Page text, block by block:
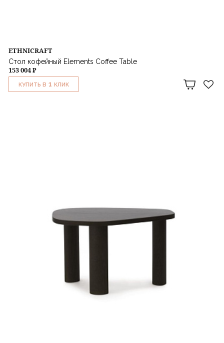
ETHNICRAFT
Стол кофейный Elements Coffee Table
153 004 ₽
КУПИТЬ В 1 КЛИК